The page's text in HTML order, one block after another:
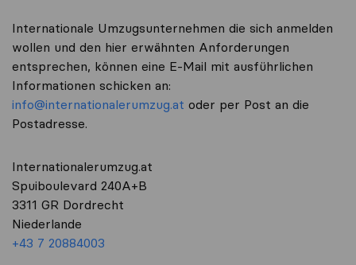
Internationale Umzugsunternehmen die sich anmelden
wollen und den hier erwähnten Anforderungen
entsprechen, können eine E-Mail mit ausführlichen
Informationen schicken an:
info@internationalerumzug.at oder per Post an die
Postadresse.
Internationalerumzug.at
Spuiboulevard 240A+B
3311 GR Dordrecht
Niederlande
+43 7 20884003